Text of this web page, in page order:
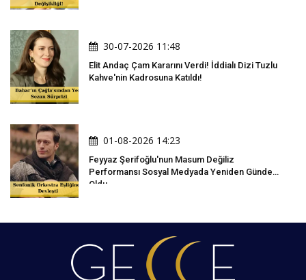
30-07-2026 11:48
Elit Andaç Çam Kararını Verdi! İddialı Dizi Tuzlu
Kahve'nin Kadrosuna Katıldı!
01-08-2026 14:23
Feyyaz Şerifoğlu'nun Masum Değiliz
Performansı Sosyal Medyada Yeniden Gündem
Oldu